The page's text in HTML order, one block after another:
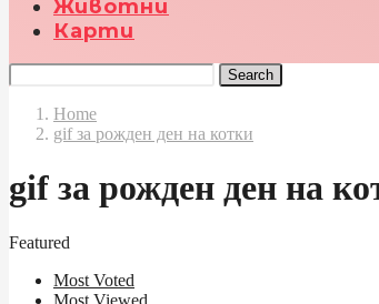
Животни
Карти
Search
Home
gif за рожден ден на котки
gif за рожден ден на
Featured
Most Voted
Most Viewed